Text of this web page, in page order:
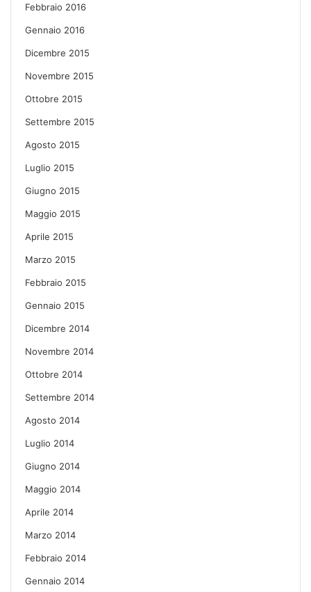
Febbraio 2016
Gennaio 2016
Dicembre 2015
Novembre 2015
Ottobre 2015
Settembre 2015
Agosto 2015
Luglio 2015
Giugno 2015
Maggio 2015
Aprile 2015
Marzo 2015
Febbraio 2015
Gennaio 2015
Dicembre 2014
Novembre 2014
Ottobre 2014
Settembre 2014
Agosto 2014
Luglio 2014
Giugno 2014
Maggio 2014
Aprile 2014
Marzo 2014
Febbraio 2014
Gennaio 2014